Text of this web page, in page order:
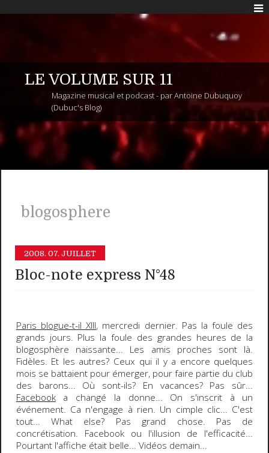
LE VOLUME SUR 11
Magazine musical et podcast - par Antoine Dubuquoy
(Dubuc's Blog)
blogosphere
2008. 07. JUILLET
Bloc-note express N°48
Paris blogue-t-il XIII, mercredi dernier. Pas la foule des
grands jours. Plus la foule des grandes heures de la
blogosphère naissante... Les amis proches sont là.
Fidèles. Et les autres? Ceux qui il y a encore quelques
mois se battaient pour émerger, pour faire partie du club
des barons... Où sont-ils? En vacances? Pas sûr...
Facebooka changé la donne... On s'inscrit à un
événement. Ca n'engage à rien. Un cimple clic... C'est
tout...What else? Pas grand chose. Pas de
concrétisation. Facebook ou l'illusion de l'efficacité...
Pourtant l'affiche était belle... Vidéos demain...